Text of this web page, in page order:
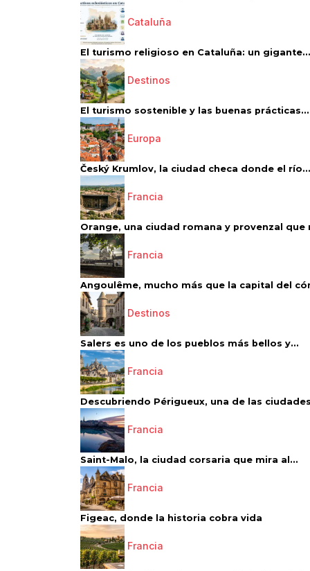
Cataluña
El turismo religioso en Cataluña: un gigante...
Destinos
El turismo sostenible y las buenas prácticas...
Europa
Český Krumlov, la ciudad checa donde el río...
Francia
Orange, una ciudad romana y provenzal que
Francia
Angoulême, mucho más que la capital del
Destinos
Salers es uno de los pueblos más bellos y...
Francia
Descubriendo Périgueux, una de las
Francia
Saint-Malo, la ciudad corsaria que mira al...
Francia
Figeac, donde la historia cobra vida
Francia